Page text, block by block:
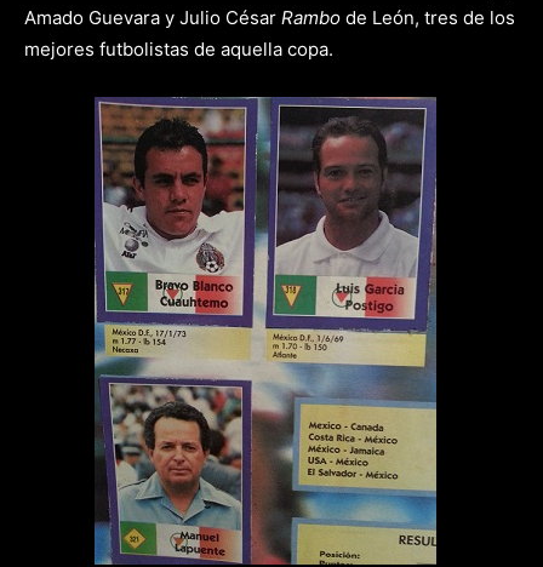
Amado Guevara y Julio César Rambo de León, tres de los
mejores futbolistas de aquella copa.